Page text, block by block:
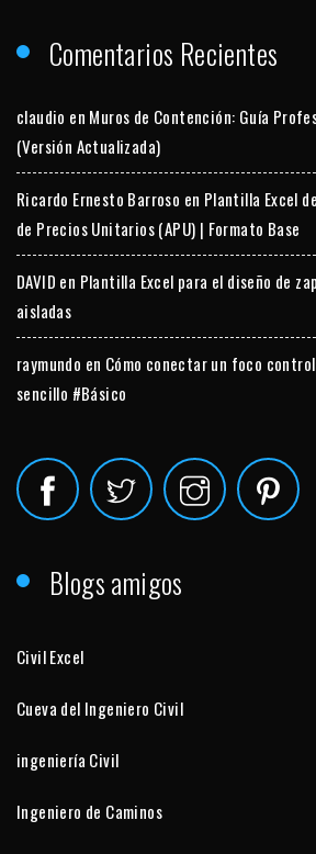
Comentarios Recientes
claudio en Muros de Contención: Guía
(Versión Actualizada)
Ricardo Ernesto Barroso en Plantilla Excel
de Precios Unitarios (APU) | Formato Base
DAVID en Plantilla Excel para el diseño de
aisladas
raymundo en Cómo conectar un foco
sencillo #Básico
Blogs amigos
Civil Excel
Cueva del Ingeniero Civil
ingeniería Civil
Ingeniero de Caminos